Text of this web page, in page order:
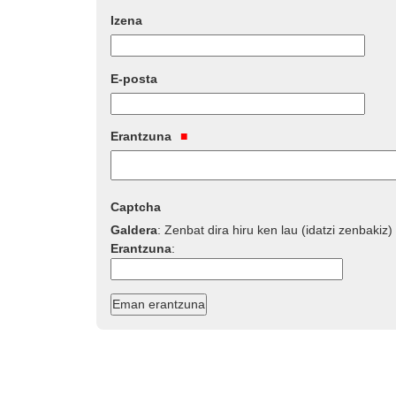
Izena
E-posta
Erantzuna
Captcha
Galdera:Zenbat dira hiru ken lau (idatzi zenbakiz)
Erantzuna: